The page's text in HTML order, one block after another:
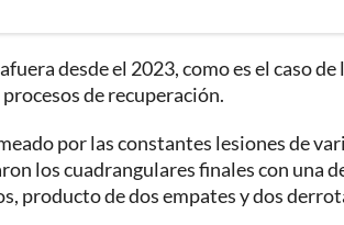
desde el 2023, como es el caso de
de recuperación.
por las constantes lesiones de
los cuadrangulares finales con una
producto de dos empates y dos